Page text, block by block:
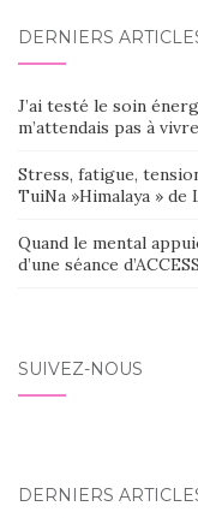
DERNIERS
J’ai testé le soin
m’attendais pas à
Stress, fatigue,
TuiNa »Himalaya » de
Quand le mental
d’une séance
SUIVEZ-NOUS
DERNIERS